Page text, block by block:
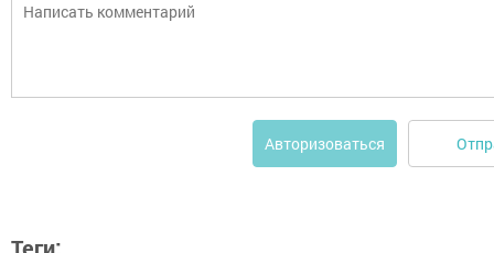
Авторизоваться